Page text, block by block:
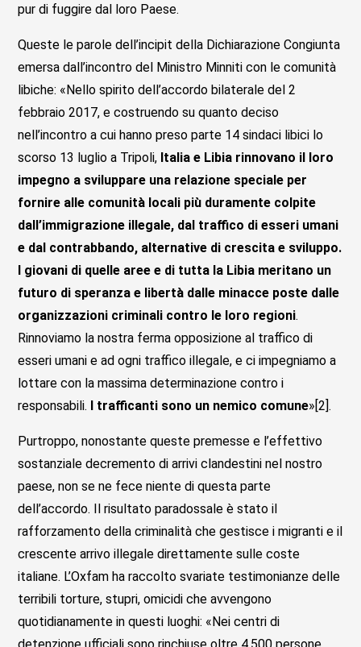
pur di fuggire dal loro Paese.
Queste le parole dell’incipit della Dichiarazione Congiunta
emersa dall’incontro del Ministro Minniti con le comunità
libiche: «Nello spirito dell’accordo bilaterale del 2
febbraio 2017, e costruendo su quanto deciso
nell’incontro a cui hanno preso parte 14 sindaci libici lo
scorso 13 luglio a Tripoli, Italia e Libia rinnovano il loro
impegno a sviluppare una relazione speciale per
fornire alle comunità locali più duramente colpite
dall’immigrazione illegale, dal traffico di esseri umani
e dal contrabbando, alternative di crescita e sviluppo.
I giovani di quelle aree e di tutta la Libia meritano un
futuro di speranza e libertà dalle minacce poste dalle
organizzazioni criminali contro le loro regioni.
Rinnoviamo la nostra ferma opposizione al traffico di
esseri umani e ad ogni traffico illegale, e ci impegniamo a
lottare con la massima determinazione contro i
responsabili. I trafficanti sono un nemico comune»[2].
Purtroppo, nonostante queste premesse e l’effettivo
sostanziale decremento di arrivi clandestini nel nostro
paese, non se ne fece niente di questa parte
dell’accordo. Il risultato paradossale è stato il
rafforzamento della criminalità che gestisce i migranti e il
crescente arrivo illegale direttamente sulle coste
italiane. L’Oxfam ha raccolto svariate testimonianze delle
terribili torture, stupri, omicidi che avvengono
quotidianamente in questi luoghi: «Nei centri di